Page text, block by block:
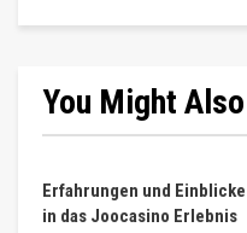
You Might
Erfahrungen und Einblicke
in das Joocasino Erlebnis